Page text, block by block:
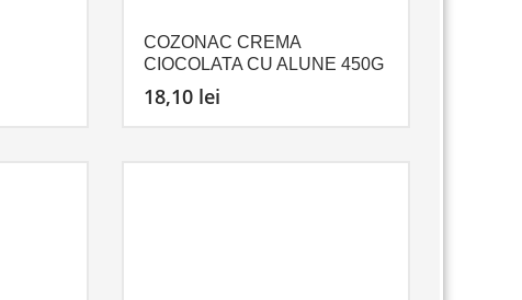
COZONAC CREMA
CIOCOLATA CU ALUNE 450G
18,10 lei